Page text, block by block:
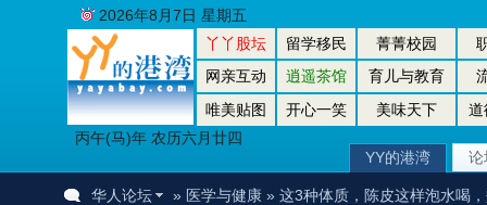
丫丫股坛 留学移民 菁菁校园
网亲互动
逍遥茶馆 育儿与教育
唯美贴图
开心一笑 美味天下
道
丙午(马)年 农历六月廿四
2026年8月7日 星期五
YY的港湾 论
华人论坛 » 医学与健康» 这3种体质，陈皮这样泡水喝